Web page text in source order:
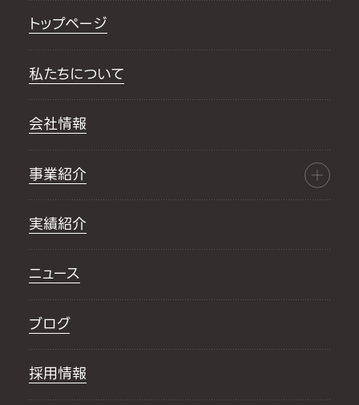
トップページ
私たちについて
会社情報
事業紹介
実績紹介
ニュース
ブログ
採用情報